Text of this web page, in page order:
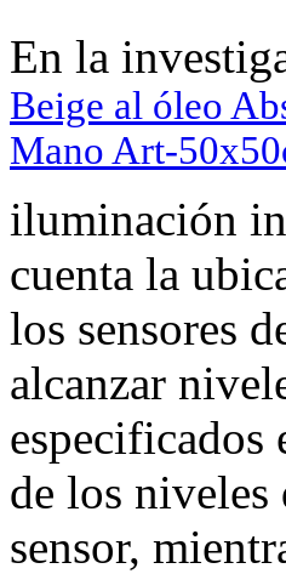
En la
Beige al óleo
Mano Art-
iluminación
cuenta la
los sensores
alcanzar
especificados
de los
sensor,